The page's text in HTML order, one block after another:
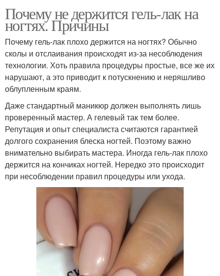
Почему не держится гель-лак на
ногтях. Причины
Почему гель-лак плохо держится на ногтях? Обычно
сколы и отслаивания происходят из-за несоблюдения
технологии. Хоть правила процедуры простые, все же их
нарушают, а это приводит к потускнению и неряшливо
облупленным краям.
Даже стандартный маникюр должен выполнять лишь
проверенный мастер. А гелевый так тем более.
Репутация и опыт специалиста считаются гарантией
долгого сохранения блеска ногтей. Поэтому важно
внимательно выбирать мастера. Иногда гель-лак плохо
держится на кончиках ногтей. Нередко это происходит
при несоблюдении правил процедуры или ухода.